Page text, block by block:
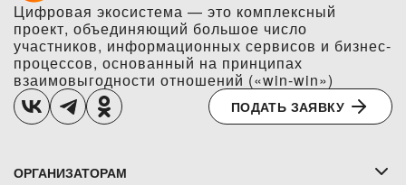
Цифровая экосистема — это комплексный
проект, объединяющий большое число
участников, информационных сервисов и бизнес-
процессов, основанный на принципах
взаимовыгодности отношений («win-win»)
ПОДАТЬ ЗАЯВКУ
ОРГАНИЗАТОРАМ